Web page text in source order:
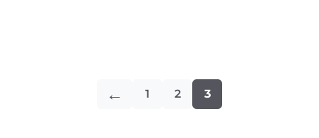
← Page
1
Page
2
Page
3